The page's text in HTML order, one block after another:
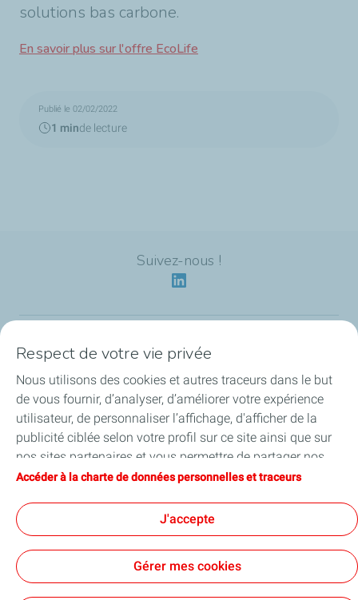
solutions bas carbone.
En savoir plus sur l'offre EcoLife
Publié le 02/02/2022
1 minde lecture
Suivez-nous !
Notre identité
Nos applications
Nos offres écoresponsables
Nos engagements HSEQ
Respect de votre vie privée
Nous utilisons des cookies et autres traceurs dans le but
de vous fournir, d’analyser, d’améliorer votre expérience
utilisateur, de personnaliser l’affichage, d'afficher de la
publicité ciblée selon votre profil sur ce site ainsi que sur
nos sites partenaires et vous permettre de partager nos
contenus sur les réseaux sociaux. Vous pouvez à tout
sur le bouton « Gérer mes cookies ». En cliquant sur le
bouton « J’accepte », vous acceptez le dépôt de
l’ensemble des cookies. Dans le cas où vous cliquez sur
« Je refuse », seuls les cookies techniques nécessaires au
Accéder à la charte de données personnelles et traceurs
J'accepte
Gérer mes cookies